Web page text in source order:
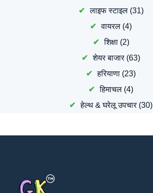
लाइफ स्टाइल(31)
वायरल (4)
शिक्षा(2)
शेयर बाजार(63)
हरियाणा (23)
हिमाचल (4)
हेल्थ & घरेलू उपचार(30)